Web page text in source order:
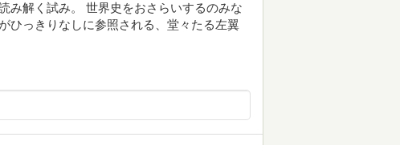
み解く試み。 世界史をおさらいするのみな
ひっきりなしに参照される、堂々たる左翼